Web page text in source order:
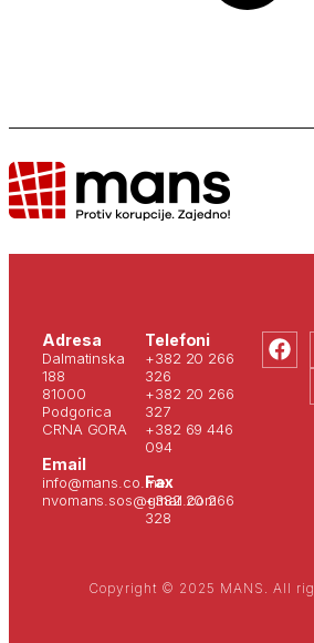
Adresa
Dalmatinska
188
81000
Podgorica
CRNA GORA
Email
info@mans.co.me
nvomans.sos@gmail.com
Telefoni
+382 20 266
326
+382 20 266
327
+382 69 446
094
Fax
+382 20 266
328
Copyright © 2025 MANS. All